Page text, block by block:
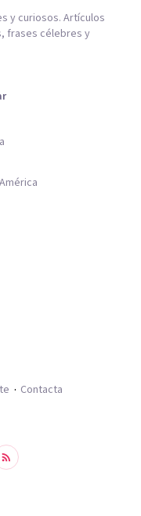
y curiosos. Artículos
frases célebres y
Contacta